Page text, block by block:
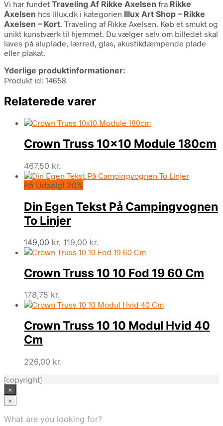
Vi har fundet Traveling Af Rikke Axelsen fra Rikke
Axelsen hos Illux.dk i kategorien Illux Art Shop – Rikke
Axelsen – Kort. Traveling af Rikke Axelsen. Køb et smukt og
unikt kunstværk til hjemmet. Du vælger selv om billedet skal
laves på aluplade, lærred, glas, akustikdæmpende plade
eller plakat.
Yderlige produktinformationer:
Produkt id: 14658
Relaterede varer
Crown Truss 10×10 Module 180cm
467,50 kr.
På Udsalg! 20%
Din Egen Tekst På Campingvognen
To Linjer
149,00kr. Den
oprindelige
var:
149,00 kr..
119,00 kr.
aktuelle
er:
119,00 kr..
Crown Truss 10 10 Fod 19 60 Cm
178,75 kr.
Crown Truss 10 10 Modul Hvid 40
Cm
226,00 kr.
[copyright]
×
×
What are you looking for?